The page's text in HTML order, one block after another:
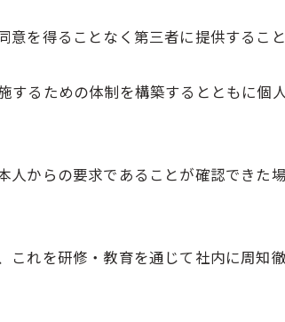
を得ることなく第三者に提供すること
るための体制を構築するとともに個
からの要求であることが確認できた
れを研修・教育を通じて社内に周知